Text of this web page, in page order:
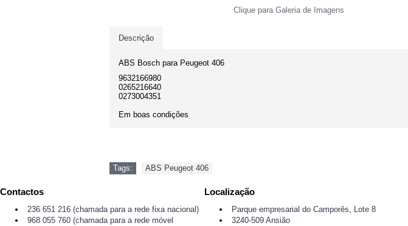
Clique para Galeria de Imagens
Descrição
ABS Bosch para Peugeot 406
9632166980
0265216640
0273004351
Em boas condições
Tags: ABS Peugeot 406
Contactos
236 651 216 (chamada para a rede fixa nacional)
968 055 760 (chamada para a rede móvel
Localização
Parque empresarial do Camporês, Lote 8
3240-509 Ansião